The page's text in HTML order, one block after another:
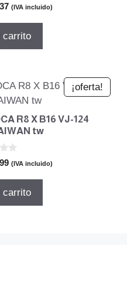
El
actual
(IVA incluido)
carrito
¡oferta!
R8 X B16 VJ-124
tw
El
actual
(IVA incluido)
carrito